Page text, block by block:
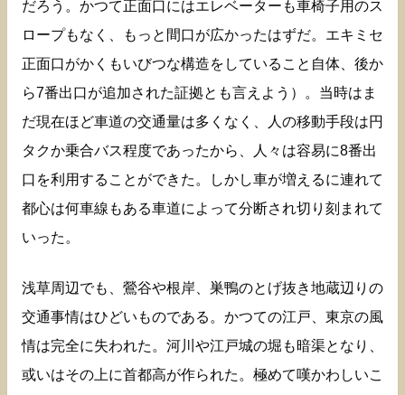
だろう。かつて正面口にはエレベーターも車椅子用のス
ロープもなく、もっと間口が広かったはずだ。エキミセ
正面口がかくもいびつな構造をしていること自体、後か
ら7番出口が追加された証拠とも言えよう）。当時はま
だ現在ほど車道の交通量は多くなく、人の移動手段は円
タクか乗合バス程度であったから、人々は容易に8番出
口を利用することができた。しかし車が増えるに連れて
都心は何車線もある車道によって分断され切り刻まれて
いった。
浅草周辺でも、鶯谷や根岸、巣鴨のとげ抜き地蔵辺りの
交通事情はひどいものである。かつての江戸、東京の風
情は完全に失われた。河川や江戸城の堀も暗渠となり、
或いはその上に首都高が作られた。極めて嘆かわしいこ